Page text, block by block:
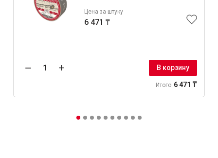
Цена за штуку
6 471 ₸
В корзину
Итого 6 471 ₸